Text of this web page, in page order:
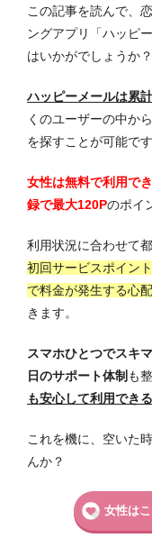
この記事を読んで、
ングアプリ「ハッピ
はいかがでしょうか？
ハッピーメールは累
くのユーザーの中か
を探すことが可能です
女性は無料で利用で
録で最大120Pのポイ
利用状況に合わせて
初回サービスポイン
で料金が発生する心
きます。
スマホひとつでスキ
日のサポート体制も
も安心して利用でき
これを機に、空いた
んか？
女性は